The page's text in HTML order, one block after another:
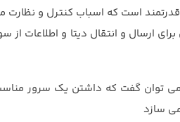
است که اسباب کنترل و نظارت
ارسال و انتقال دیتا و اطلاعات از
توان گفت که داشتن یک سرور
سازد